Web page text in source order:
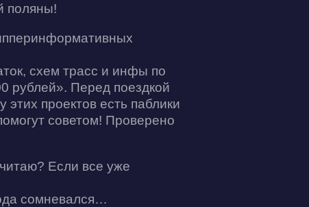
поляны!
схем трасс и инфы по
рублей». Перед поездкой
проектов есть паблики
советом! Проверено
Если все уже
сомневался…